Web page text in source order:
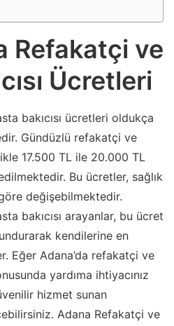
Refakatçi ve
Ücretleri
bakıcısı ücretleri oldukça
Gündüzlü refakatçi ve
17.500 TL ile 20.000 TL
Bu ücretler, sağlık
değişebilmektedir.
bakıcısı arayanlar, bu ücret
kendilerine en
Eğer Adana’da refakatçi ve
yardıma ihtiyacınız
hizmet sunan
Adana Refakatçi ve